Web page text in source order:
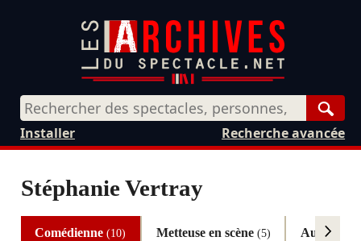
Recherche avancée
Installer
Stéphanie Vertray
Comédienne(10) Metteuse en scène (5) Autres